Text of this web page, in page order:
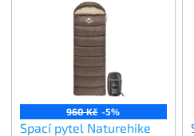
960 Kč -5%
Spací pytel Naturehike